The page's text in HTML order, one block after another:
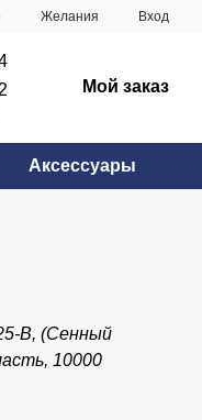
Желания Вход
Мой заказ
Аксессуары
В, (Сенный
10000